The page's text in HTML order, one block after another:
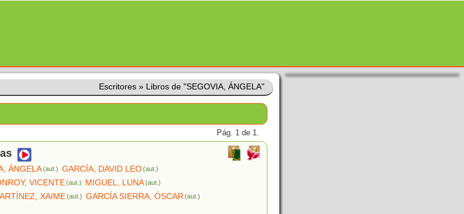
Escritores » Libros de "SEGOVIA, ÁNGELA"
Pág. 1 de 1.
ÁNGELA(aut.) GARCÍA, DAVID LEO (aut.)
VICENTE(aut.) MIGUEL, LUNA(aut.)
XAIME(aut.) GARCÍA SIERRA, ÓSCAR (aut.)